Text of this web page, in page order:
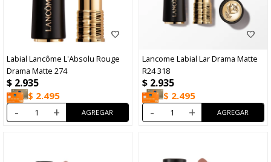
Labial Lancôme L'Absolu Rouge
Drama Matte 274
$ 2.935
$ 2.495
- +
Lancome Labial Lar Drama Matte
R24 318
$ 2.935
$ 2.495
- +